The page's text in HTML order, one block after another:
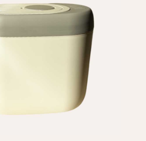
Програма лояльності
+380 (95) 095-00-05